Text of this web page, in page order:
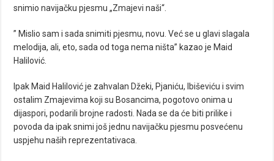
snimio navijačku pjesmu „Zmajevi naši“.
” Mislio sam i sada snimiti pjesmu, novu. Već se u glavi slagala
melodija, ali, eto, sada od toga nema ništa” kazao je Maid
Halilović.
Ipak Maid Halilović je zahvalan Džeki, Pjaniću, Ibiševiću i svim
ostalim Zmajevima koji su Bosancima, pogotovo onima u
dijaspori, podarili brojne radosti. Nada se da će biti prilike i
povoda da ipak snimi još jednu navijačku pjesmu posvećenu
uspjehu naših reprezentativaca.